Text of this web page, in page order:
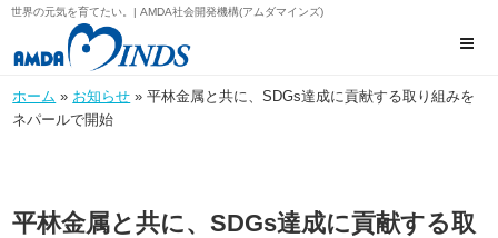
世界の元気を育てたい。| AMDA社会開発機構(アムダマインズ)
ホーム » お知らせ » 平林金属と共に、SDGs達成に貢献する取り組みを
ネパールで開始
平林金属と共に、SDGs達成に貢献する取